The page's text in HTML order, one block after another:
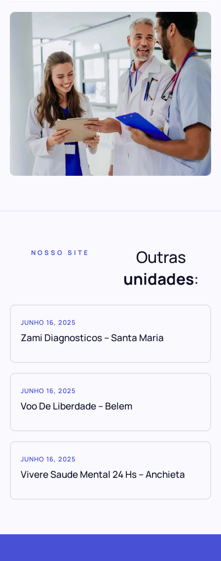
NOSSO SITE
Outras
unidades:
JUNHO 16, 2025
Zami Diagnosticos – Santa Maria
JUNHO 16, 2025
Voo De Liberdade – Belem
JUNHO 16, 2025
Vivere Saude Mental 24 Hs – Anchieta